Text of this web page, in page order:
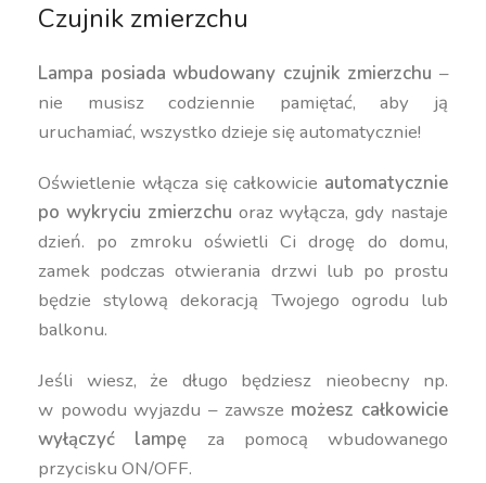
Czujnik zmierzchu
Lampa posiada wbudowany czujnik zmierzchu –
nie musisz codziennie pamiętać, aby ją
uruchamiać, wszystko dzieje się automatycznie!
Oświetlenie włącza się całkowicie automatycznie
po wykryciu zmierzchu oraz wyłącza, gdy nastaje
dzień. po zmroku oświetli Ci drogę do domu,
zamek podczas otwierania drzwi lub po prostu
będzie stylową dekoracją Twojego ogrodu lub
balkonu.
Jeśli wiesz, że długo będziesz nieobecny np.
w powodu wyjazdu – zawsze możesz całkowicie
wyłączyć lampę za pomocą wbudowanego
przycisku ON/OFF.